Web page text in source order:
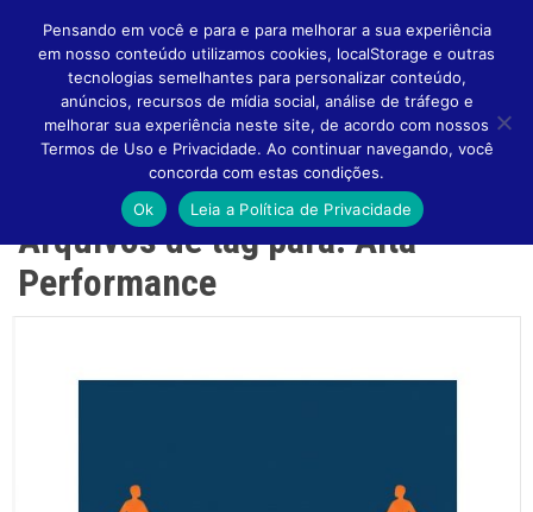
Arquivos de tag para: Alta
Performance
Pensando em você e para e para melhorar a sua experiência
em nosso conteúdo utilizamos cookies, localStorage e outras
tecnologias semelhantes para personalizar conteúdo,
anúncios, recursos de mídia social, análise de tráfego e
melhorar sua experiência neste site, de acordo com nossos
Termos de Uso e Privacidade. Ao continuar navegando, você
concorda com estas condições.
Ok
Leia a Política de Privacidade